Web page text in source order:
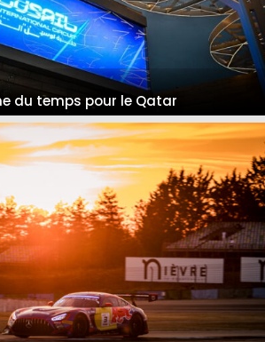
du temps pour le Qatar